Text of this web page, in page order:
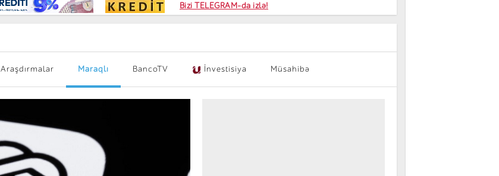
Kart sifarişi
Bizi TELEGRAM-da izlə!
Araşdırmalar Maraqlı BancoTV İnvestisiya Müsahibə